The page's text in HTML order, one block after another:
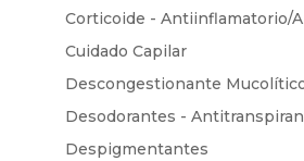
Corticoide - Antiinflamatorio/
Cuidado Capilar
Descongestionante
Desodorantes -
Despigmentantes